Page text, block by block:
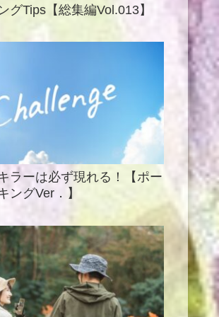
グTips【総集編Vol.013】
ラーは必ず現れる！【ポー
ングVer．】